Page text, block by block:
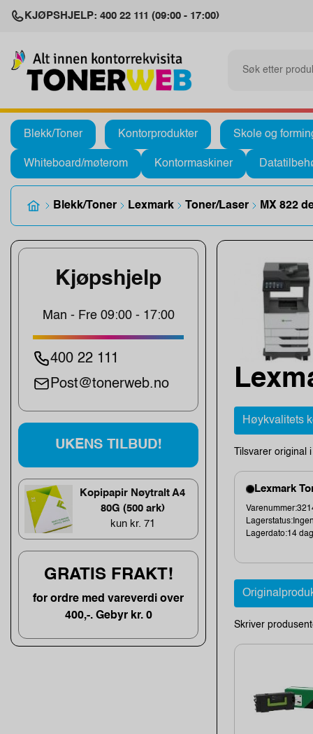
KJØPSHJELP: 400 22 111 (09:00 - 17:00)
Blekk/Toner Kontorprodukter Skole og
Whiteboard/møterom Kontormaskiner
Blekk/Toner Lexmark Toner/Laser MX 822
Kjøpshjelp
Man - Fre 09:00 - 17:00
400 22 111
Post@tonerweb.no
UKENS TILBUD!
Kopipapir Nøytralt A4
80G (500 ark)
kun kr. 71
GRATIS FRAKT!
for ordre med vareverdi over
400,-. Gebyr kr. 0
Høykvalitets
Tilsvarer original
Lexmark
Lagerdato:14
Skriver